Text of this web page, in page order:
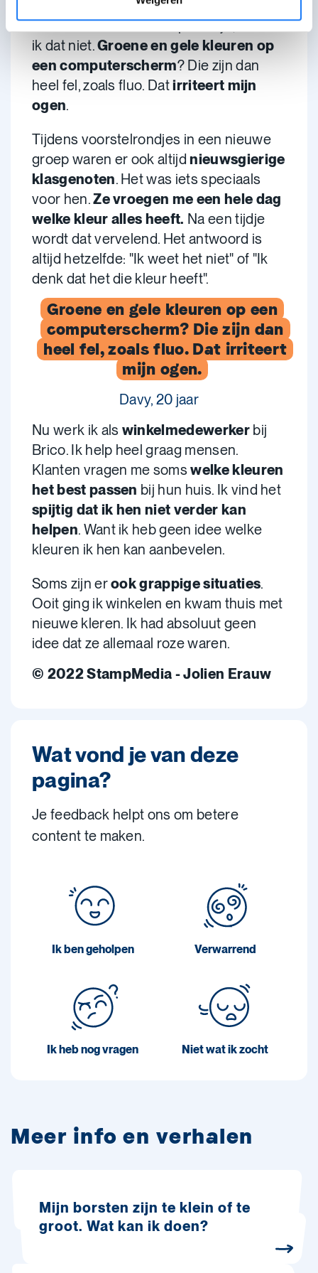
Een schoolbord? Dat ziet er voor mij vrij
rood uit. Als iemand erop schrijft, dan zie
ik dat niet.Groene en gele kleuren op
een computerscherm? Die zijn dan
heel fel, zoals fluo. Datirriteert mijn
ogen.
Tijdens voorstelrondjes in een nieuwe
groep waren er ook altijdnieuwsgierige
klasgenoten. Het was iets speciaals
voor hen.Ze vroegen me een hele dag
welke kleur alles heeft. Na een tijdje
wordt dat vervelend. Het antwoord is
altijd hetzelfde: "Ik weet het niet" of "Ik
denk dat het die kleur heeft".
Groene en gele kleuren op een
computerscherm? Die zijn dan
heel fel, zoals fluo. Dat irriteert
mijn ogen.
Davy, 20 jaar
Nu werk ik als winkelmedewerker bij
Brico. Ik help heel graag mensen.
Klanten vragen me somswelke kleuren
het best passen bij hun huis. Ik vind het
spijtig dat ik hen niet verder kan
helpen. Want ik heb geen idee welke
kleuren ik hen kan aanbevelen.
Soms zijn erook grappige situaties.
Ooit ging ik winkelen en kwam thuis met
nieuwe kleren. Ik had absoluut geen
idee dat ze allemaal roze waren.
© 2022 StampMedia - Jolien Erauw
Wat vond je van deze
pagina?
Je feedback helpt ons om betere
content te maken.
Ik ben geholpen Verwarrend
Ik heb nog vragen Niet wat ik zocht
Meer info en verhalen
Mijn borsten zijn te klein of te
groot. Wat kan ik doen?